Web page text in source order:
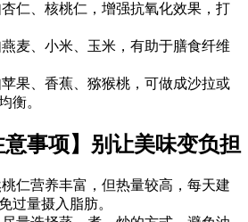
仁、核桃仁，增强抗氧化效果，打
麦、小米、玉米，有助于膳食纤维
果、香蕉、猕猴桃，可做成沙拉或
衡。
意事项】别让美味变负担
仁营养丰富，但热量较高，每天建
过量摄入脂肪。